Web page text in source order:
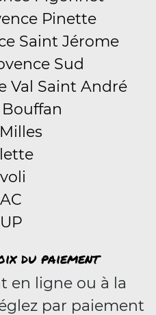
Pinette
Saint Jérome
Sud
Val Saint André
du paiement
en ligne ou à la
par paiement